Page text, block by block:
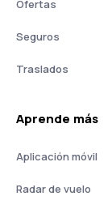
Ofertas
Seguros
Traslados
Aprende más
Aplicación móvil
Radar de vuelo